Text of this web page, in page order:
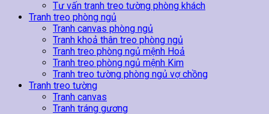
Tư vấn tranh treo tường phòng khách
Tranh treo phòng ngủ
Tranh canvas phòng ngủ
Tranh khoả thân treo phòng ngủ
Tranh treo phòng ngủ mệnh Hoả
Tranh treo phòng ngủ mệnh Kim
Tranh treo tường phòng ngủ vợ chồng
Tranh treo tường
Tranh canvas
Tranh tráng gương